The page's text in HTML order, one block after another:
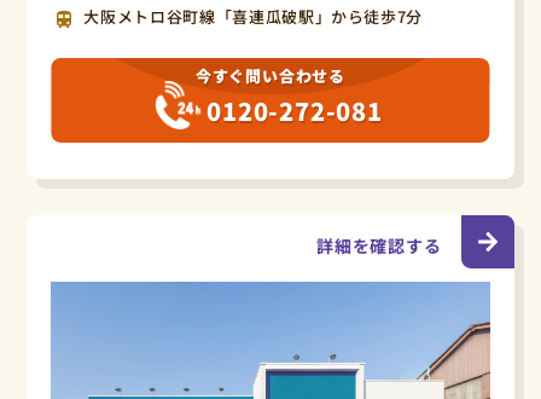
大阪メトロ谷町線「喜連瓜破駅」から徒歩7分
今すぐ問い合わせる
0120-272-081
詳細を確認する